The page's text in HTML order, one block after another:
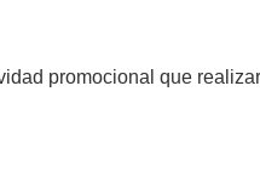
promocional que